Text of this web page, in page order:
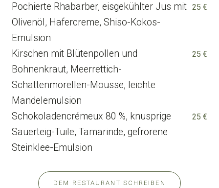
Pochierte Rhabarber, eisgekühlter Jus mit
Olivenöl, Hafercreme, Shiso-Kokos-
Emulsion
25 €
Kirschen mit Blütenpollen und
Bohnenkraut, Meerrettich-
Schattenmorellen-Mousse, leichte
Mandelemulsion
25 €
Schokoladencrémeux 80 %, knusprige
Sauerteig-Tuile, Tamarinde, gefrorene
Steinklee-Emulsion
25 €
DEM RESTAURANT SCHREIBEN